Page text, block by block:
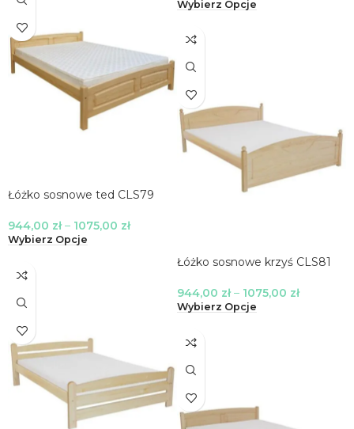
Wybierz Opcje
Łóżko sosnowe ted CLS79
944,00 zł– 1075,00 zł
Wybierz Opcje
Łóżko sosnowe krzyś CLS81
944,00 zł– 1075,00 zł
Wybierz Opcje